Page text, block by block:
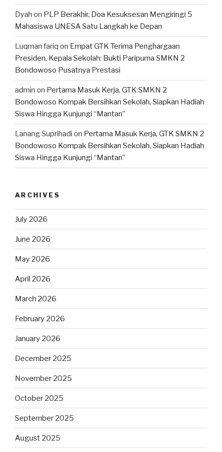
Dyah on PLP Berakhir, Doa Kesuksesan Mengiringi 5
Mahasiswa UNESA Satu Langkah ke Depan
Luqman fariq on Empat GTK Terima Penghargaan
Presiden, Kepala Sekolah: Bukti Paripurna SMKN 2
Bondowoso Pusatnya Prestasi
admin on Pertama Masuk Kerja, GTK SMKN 2
Bondowoso Kompak Bersihkan Sekolah, Siapkan Hadiah
Siswa Hingga Kunjungi “Mantan”
Lanang Suprihadi on Pertama Masuk Kerja, GTK SMKN 2
Bondowoso Kompak Bersihkan Sekolah, Siapkan Hadiah
Siswa Hingga Kunjungi “Mantan”
ARCHIVES
July 2026
June 2026
May 2026
April 2026
March 2026
February 2026
January 2026
December 2025
November 2025
October 2025
September 2025
August 2025